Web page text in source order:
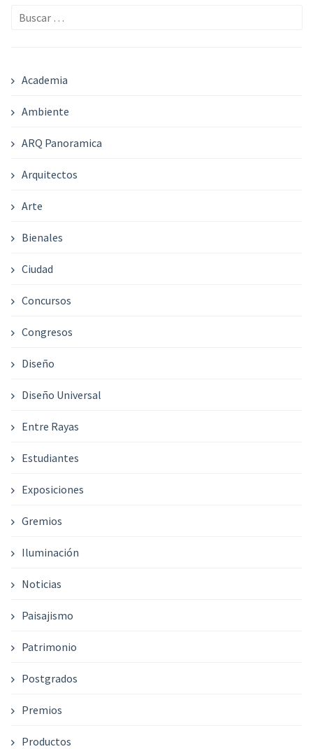
Buscar:
Academia
Ambiente
ARQ Panoramica
Arquitectos
Arte
Bienales
Ciudad
Concursos
Congresos
Diseño
Diseño Universal
Entre Rayas
Estudiantes
Exposiciones
Gremios
Iluminación
Noticias
Paisajismo
Patrimonio
Postgrados
Premios
Productos